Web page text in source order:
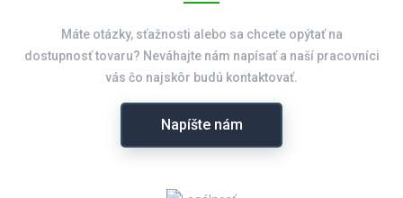
Máte otázky, sťažnosti alebo sa chcete opýtať na
dostupnosť tovaru? Neváhajte nám napísať a naší pracovníci
vás čo najskôr budú kontaktovať.
Napíšte nám